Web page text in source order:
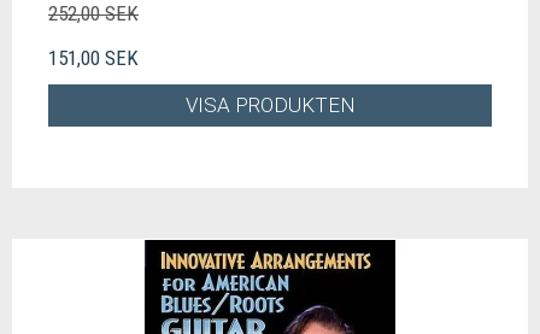
252,00 SEK
151,00 SEK
VISA PRODUKTEN